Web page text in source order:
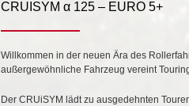
CRUISYM α 125 – EURO 5+
Willkommen in der neuen Ära des
außergewöhnliche Fahrzeug vereint
Der CRUiSYM lädt zu ausgedehnten